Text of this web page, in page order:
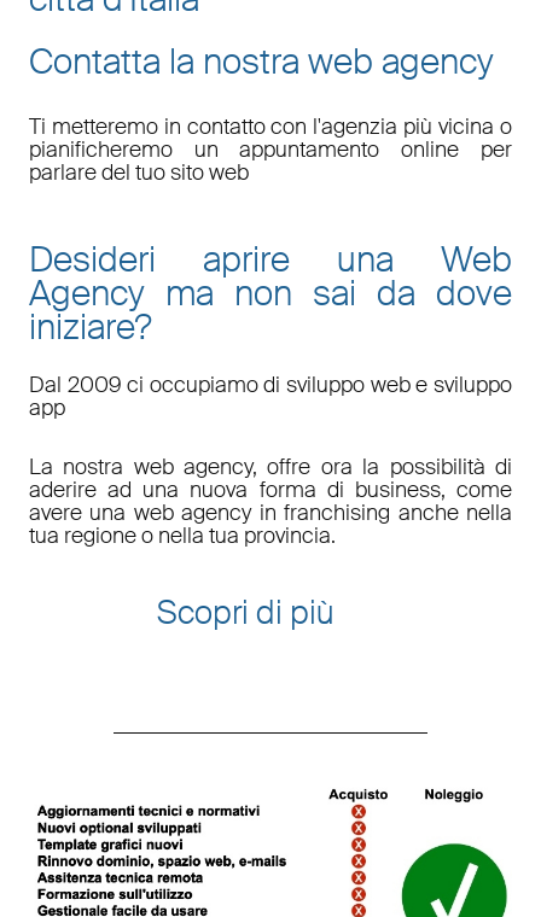
Contatta la nostra web agency
Ti metteremo in contatto con l'agenzia più vicina o
pianificheremo un appuntamento online per
parlare del tuo sito web
Desideri aprire una Web
Agency ma non sai da dove
iniziare?
Dal 2009 ci occupiamo di sviluppo web e sviluppo
app
La nostra web agency, offre ora la possibilità di
aderire ad una nuova forma di business, come
avere una web agency in franchising anche nella
tua regione o nella tua provincia.
Scopri di più